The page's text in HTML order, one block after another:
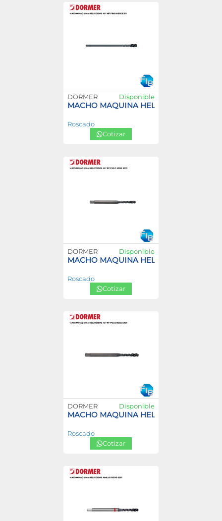
DORMER Disponible
MACHO MAQUINA HELICOIDAL 45° MF
Roscado
Cotizar
DORMER Disponible
MACHO MAQUINA HELICOIDAL 45° NC
Roscado
Cotizar
DORMER Disponible
MACHO MAQUINA HELICOIDAL 45° NF
Roscado
Cotizar